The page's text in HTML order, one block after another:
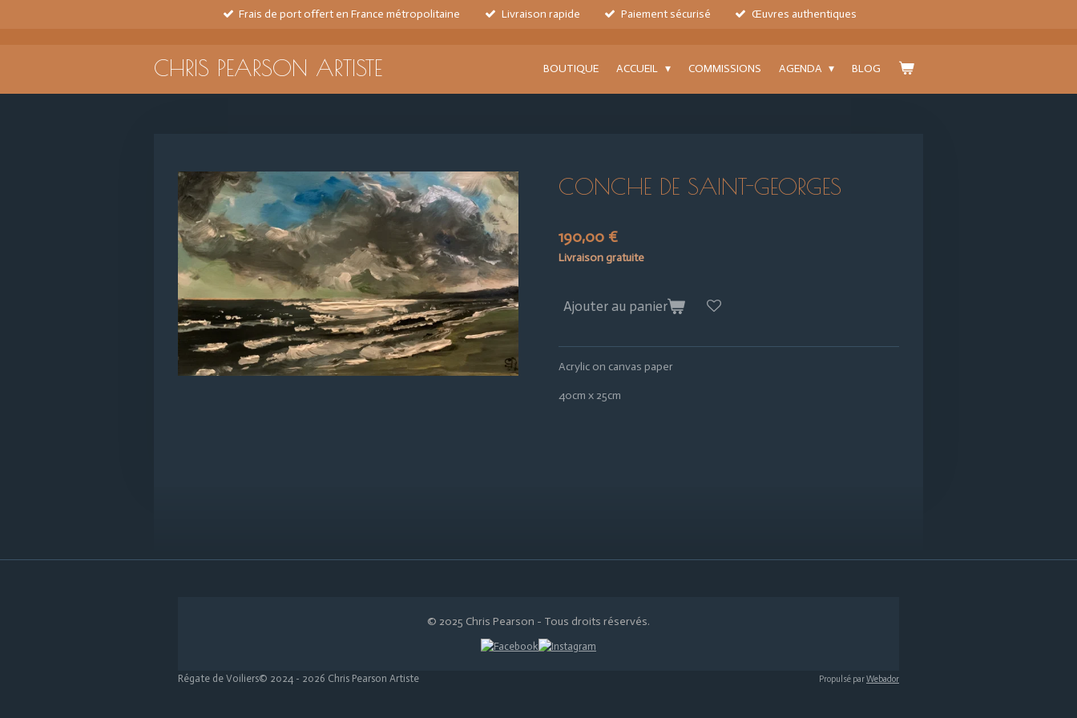
Frais de port offert en France métropolitaine Livraison rapide Paiement sécurisé Œuvres authentiques
CHRIS PEARSON ARTISTE BOUTIQUE ACCUEIL COMMISSIONS AGENDA BLOG
CONCHE DE SAINT-GEORGES
190,00 €
Livraison gratuite
Ajouter au panier
Acrylic on canvas paper
40cm x 25cm
© 2025 Chris Pearson - Tous droits réservés.
Régate de Voiliers© 2024 - 2026 Chris Pearson Artiste Propulsé parWebador